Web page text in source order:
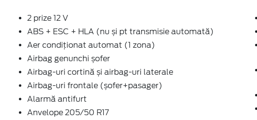
2 prize 12 V
ABS + ESC + HLA (nu și pt transmisie automată)
Aer condiţionat automat (1 zona)
Airbag genunchi șofer
Airbag-uri cortină și airbag-uri laterale
Airbag-uri frontale (șofer+pasager)
Alarmă antifurt
Anvelope 205/50 R17